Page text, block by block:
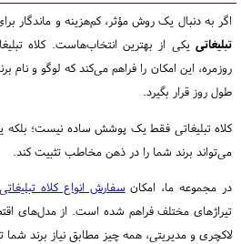
اگر به دنبال یک روش مؤثر، کم‌هزینه و ماندگار
تبلیغاتی یکی از بهترین انتخاب‌هاست. کلاه
روزمره، این امکان را فراهم می‌کند که لوگو و
طول روز قرار بگیرد.
کلاه تبلیغاتی فقط یک پوشش ساده نیست؛ بلکه
می‌تواند برند شما را در ذهن مخاطب تثبیت کند.
در مجموعه ما، امکان سفارش انواع کلاه
تیراژهای مختلف فراهم شده است. از مدل‌های
لاکچری و مدیریتی، همه چیز مطابق نیاز برند شما